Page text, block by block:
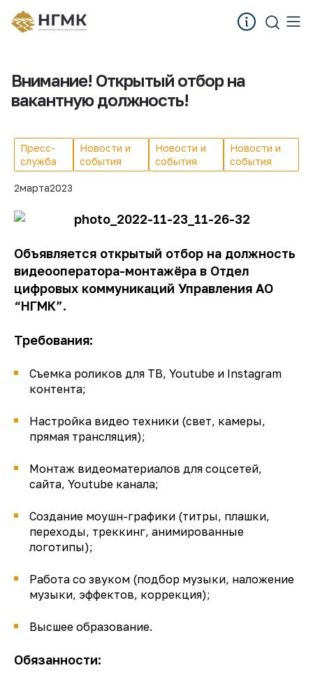
Внимание! Открытый отбор на
вакантную должность!
Пресс-
служба
Новости и
события
Новости и
события
Новости и
события
2марта2023
Объявляется открытый отбор на должность
видеооператора-монтажёра в Отдел
цифровых коммуникаций Управления АО
“НГМК”.
Требования:
Съемка роликов для ТВ, Youtube и Instagram
контента;
Настройка видео техники (свет, камеры,
прямая трансляция);
Монтаж видеоматериалов для соцсетей,
сайта, Youtube канала;
Создание моушн-графики (титры, плашки,
переходы, треккинг, анимированные
логотипы);
Работа со звуком (подбор музыки, наложение
музыки, эффектов, коррекция);
Высшее образование.
Обязанности: